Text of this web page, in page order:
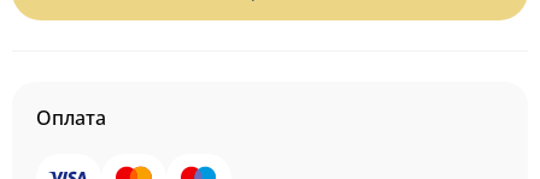
Оплата